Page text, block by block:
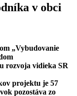
v obci
„Vybudovanie
rozvoja vidieka SR
projektu je 57
pozostáva zo